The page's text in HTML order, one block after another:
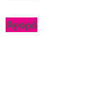
Αγορά